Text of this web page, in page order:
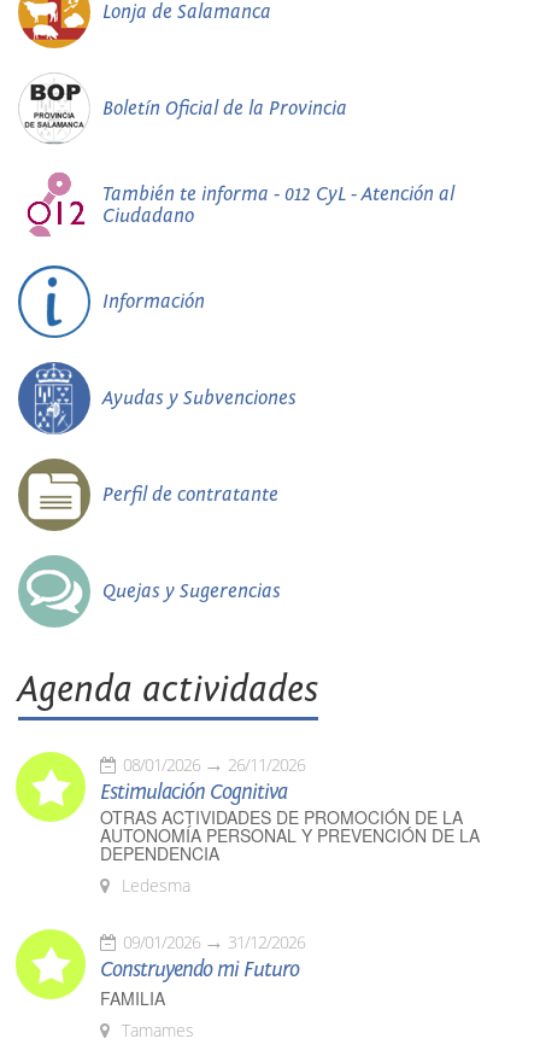
Lonja de Salamanca
Boletín Oficial de la Provincia
También te informa - 012 CyL - Atención al
Ciudadano
Información
Ayudas y Subvenciones
Perfil de contratante
Quejas y Sugerencias
Agenda actividades
08/01/2026 26/11/2026
Estimulación Cognitiva
OTRAS ACTIVIDADES DE PROMOCIÓN DE LA
AUTONOMÍA PERSONAL Y PREVENCIÓN DE LA
DEPENDENCIA
Ledesma
09/01/2026 31/12/2026
Construyendo mi Futuro
FAMILIA
Tamames